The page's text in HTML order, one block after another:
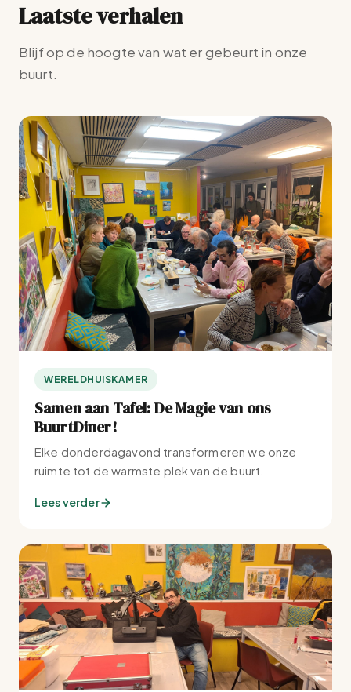
Laatste verhalen
Blijf op de hoogte van wat er gebeurt in onze
buurt.
WERELDHUISKAMER
Samen aan Tafel: De Magie van ons
BuurtDiner!
Elke donderdagavond transformeren we onze
ruimte tot de warmste plek van de buurt.
Lees verder